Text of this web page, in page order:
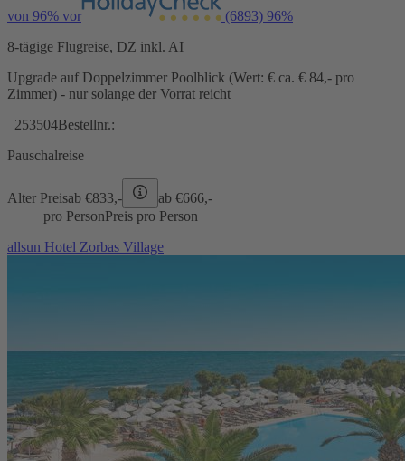
von 96% vor (6893) 96%
8-tägige Flugreise, DZ inkl. AI
Upgrade auf Doppelzimmer Poolblick (Wert: € ca. € 84,- pro
Zimmer) - nur solange der Vorrat reicht
253504Bestellnr.:
Pauschalreise
Alter Preisab €833,- ab €666,-
pro PersonPreis pro Person
allsun Hotel Zorbas Village